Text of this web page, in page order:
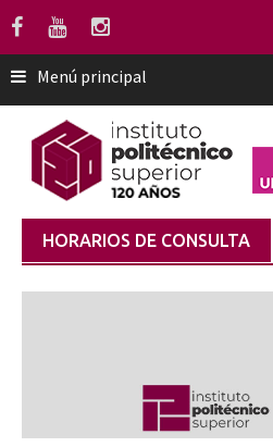
Saltar
contenido
Menú principal
HORARIOS DE CONSULTA